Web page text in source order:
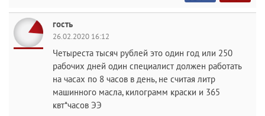
гость
26.02.2020 16:12
Четыреста тысяч рублей это один год или 250
рабочих дней один специалист должен работать
на часах по 8 часов в день, не считая литр
машинного масла, килограмм краски и 365
квт*часов ЭЭ